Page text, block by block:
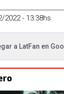
2022 - 13:38hs
a LatFan en
pestaña